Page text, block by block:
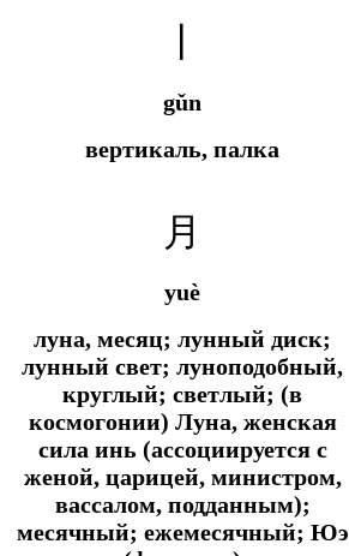
gǔn
вертикаль, палка
月
yuè
луна, месяц; лунный диск;
лунный свет; луноподобный,
круглый; светлый; (в
космогонии) Луна, женская
сила инь (ассоциируется с
женой, царицей, министром,
вассалом, подданным);
месячный; ежемесячный; Юэ